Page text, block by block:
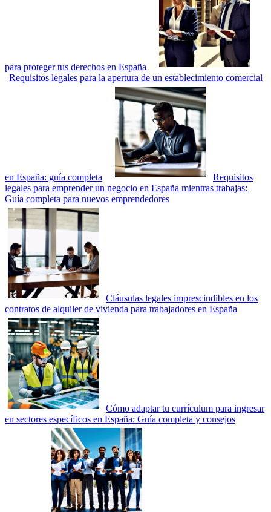
para proteger tus derechos en España
Requisitos legales para la apertura de un establecimiento comercial
en España: guía completa
Requisitos
legales para emprender un negocio en España mientras trabajas:
Guía completa para nuevos emprendedores
Cláusulas legales imprescindibles en los
contratos de alquiler de vivienda para trabajadores en España
Cómo adaptar tu currículum para ingresar
en sectores específicos en España: Guía completa y consejos